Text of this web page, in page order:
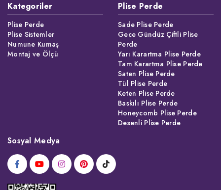
Kategoriler
Plise Perde
Plise Sistemler
Numune Kumaş
Montaj ve Ölçü
Plise Perde
Sade Plise Perde
Gece Gündüz Çiftli Plise
Perde
Yarı Karartma Plise Perde
Tam Karartma Plise Perde
Saten Plise Perde
Tül Plise Perde
Keten Plise Perde
Baskılı Plise Perde
Honeycomb Plise Perde
Desenli Plise Perde
Sosyal Medya